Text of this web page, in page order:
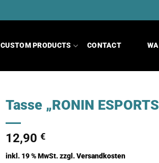
CUSTOM PRODUCTS CONTACT
Tasse „RONIN
12,90 €
inkl. 19 % MwSt.zzgl.Versandkosten